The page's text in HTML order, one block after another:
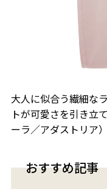
大人に似合う繊細な
トが可愛さを引き立
ーラ／アダストリア）
おすすめ記事